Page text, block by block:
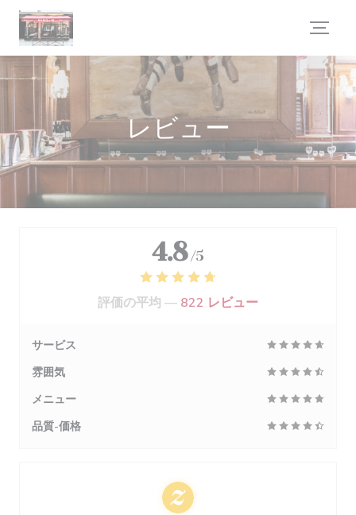
クッキー利用の管理について
レビュー
4.8 /5
評価の平均 — 822 レビュー
サービス
雰囲気
メニュー
品質-価格